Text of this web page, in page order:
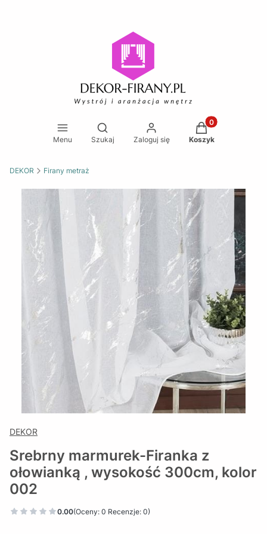
Menu
Otwórz wyszukiwarkę
Szukaj Zaloguj się
Produkty w
Koszyk
DEKOR Firany metraż
DEKOR
Srebrny marmurek-Firanka z
ołowianką , wysokość 300cm, kolor
002
0.00(Oceny: 0 Recenzje: 0)